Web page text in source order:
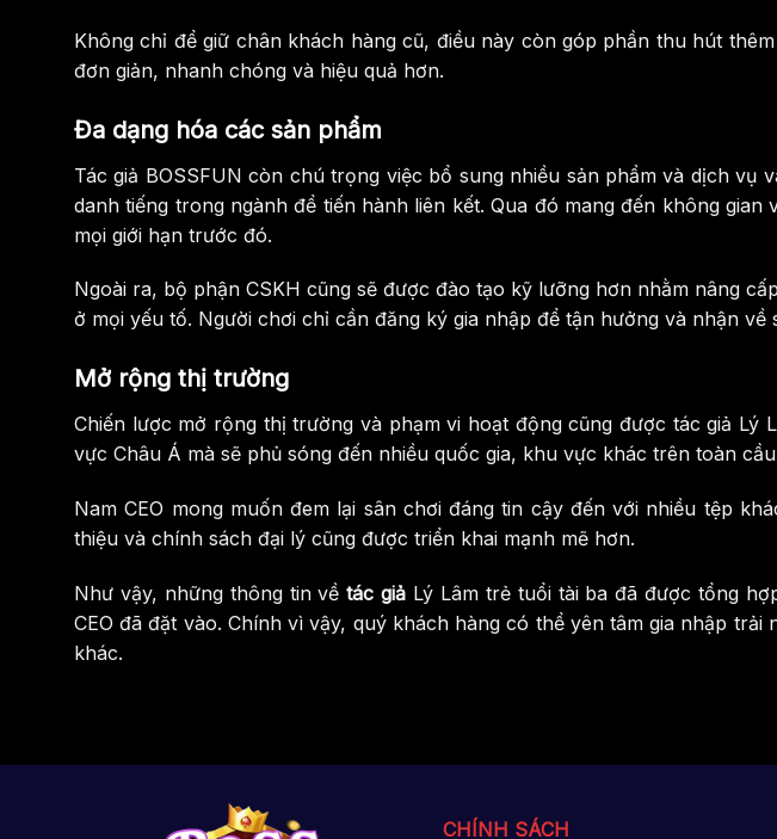
Không chỉ để giữ chân khách hàng cũ, điều này còn góp phần thu hút
đơn giản, nhanh chóng và hiệu quả hơn.
Đa dạng hóa các sản phẩm
Tác giả BOSSFUN còn chú trọng việc bổ sung nhiều sản phẩm và dịch
danh tiếng trong ngành để tiến hành liên kết. Qua đó mang đến không
mọi giới hạn trước đó.
Ngoài ra, bộ phận CSKH cũng sẽ được đào tạo kỹ lưỡng hơn nhằm nâng
ở mọi yếu tố. Người chơi chỉ cần đăng ký gia nhập để tận hưởng và nhận về
Mở rộng thị trường
Chiến lược mở rộng thị trường và phạm vi hoạt động cũng được tác giả
vực Châu Á mà sẽ phủ sóng đến nhiều quốc gia, khu vực khác trên toàn
Nam CEO mong muốn đem lại sân chơi đáng tin cậy đến với nhiều tệp
thiệu và chính sách đại lý cũng được triển khai mạnh mẽ hơn.
Như vậy, những thông tin vềtác giả Lý Lâm trẻ tuổi tài ba đã được tổng
CEO đã đặt vào. Chính vì vậy, quý khách hàng có thể yên tâm gia nhập
khác.
CHÍNH SÁCH